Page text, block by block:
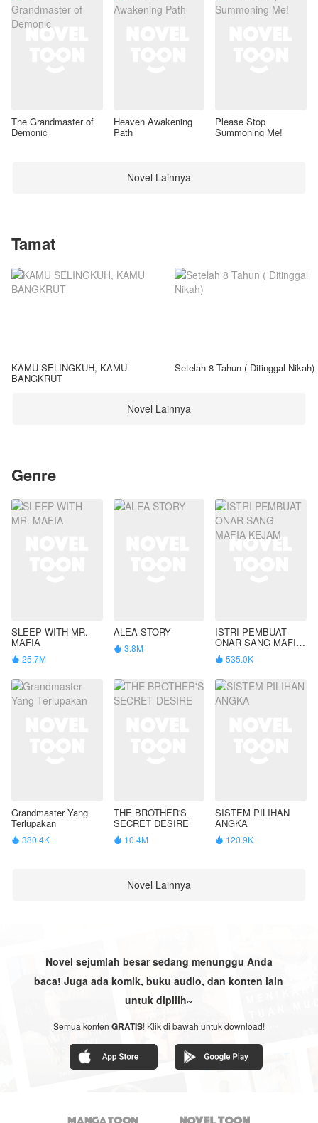
The Grandmaster of
Demonic
Heaven Awakening
Path
Please Stop
Summoning Me!
Novel Lainnya
Tamat
KAMU SELINGKUH, KAMU
BANGKRUT
Setelah 8 Tahun ( Ditinggal Nikah)
Novel Lainnya
Genre
SLEEP WITH MR.
MAFIA
 25.7M
ALEA STORY
 3.8M
ISTRI PEMBUAT
ONAR SANG MAFIA
KEJAM
 535.0K
Grandmaster Yang
Terlupakan
 380.4K
THE BROTHER'S
SECRET DESIRE
 10.4M
SISTEM PILIHAN
ANGKA
 120.9K
Novel Lainnya
Novel sejumlah besar sedang menunggu Anda
baca! Juga ada komik, buku audio, dan konten lain
untuk dipilih~
Semua konten GRATIS! Klik di bawah untuk download!